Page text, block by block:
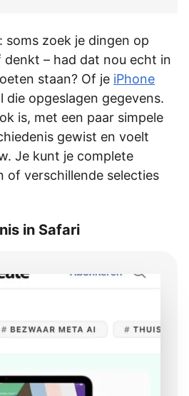
soms zoek je dingen op
– had dat nou echt in
staan? Of je iPhone
opgeslagen gegevens.
is, met een paar simpele
gewist en voelt
Je kunt je complete
of verschillende selecties
in Safari